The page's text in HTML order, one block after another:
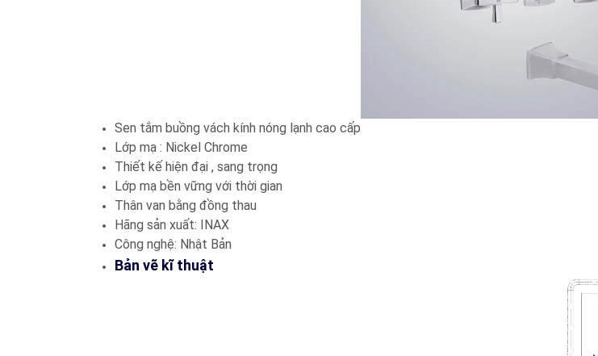
Sen tắm buồng vách kính nóng lạnh cao cấp
Lớp mạ : Nickel Chrome
Thiết kế hiện đại , sang trọng
Lớp mạ bền vững với thời gian
Thân van bằng đồng thau
Hãng sản xuất: INAX
Công nghệ: Nhật Bản
​Bản vẽ kĩ thuật